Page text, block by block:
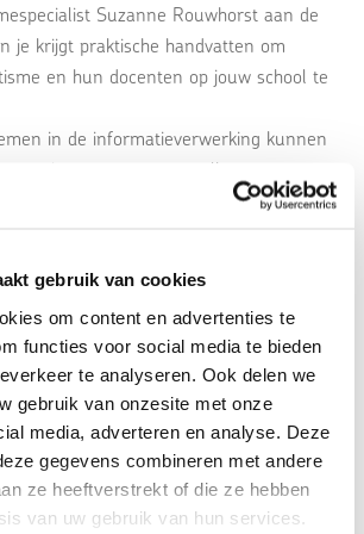
gebruik van cookies
om content en advertenties te
functies voor social media te bieden
te analyseren. Ook delen we
gebruik van onzesite met onze
media, adverteren en analyse. Deze
gegevens combineren met andere
ze heeftverstrekt of die ze hebben
van uw gebruik van hun services.
Suzanne Rouwhorst aan de
je krijgt praktische handvatten om
en hun docenten op jouw school te
in de informatieverwerking kunnen
autisme ervaren en welke
de klas - Hoe ondersteun je als
je collega's en hun leerlingen met